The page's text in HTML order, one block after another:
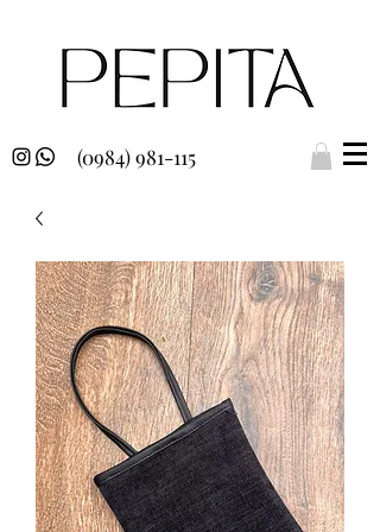
(0984) 981-115